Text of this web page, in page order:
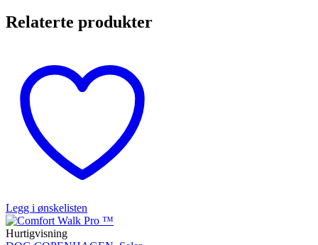
Relaterte produkter
Legg i ønskelisten
Hurtigvisning